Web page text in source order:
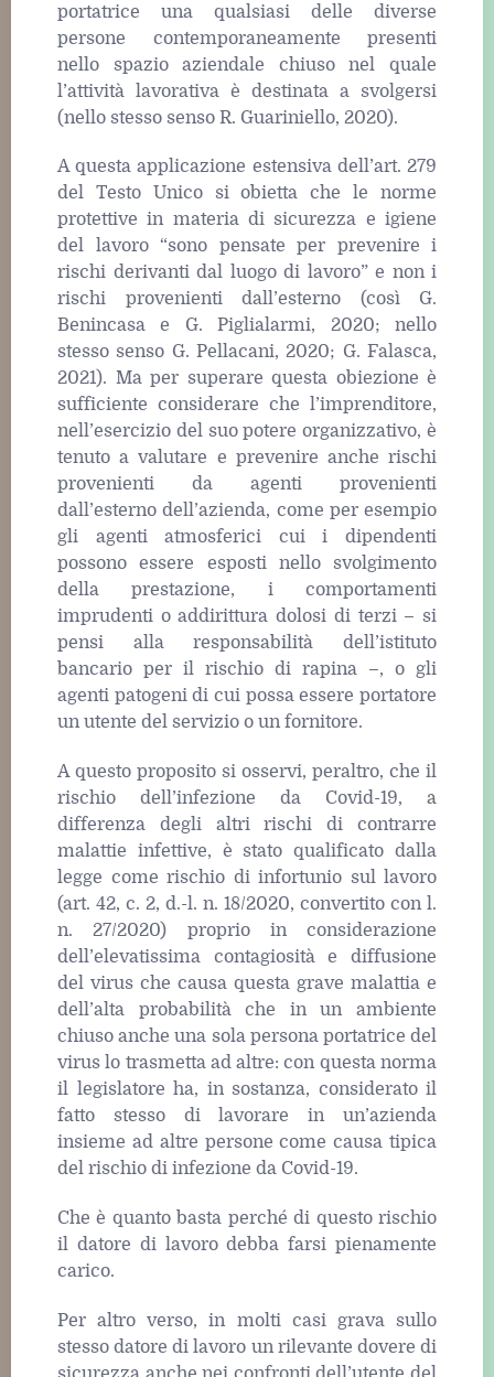
portatrice una qualsiasi delle diverse
persone contemporaneamente presenti
nello spazio aziendale chiuso nel quale
l’attività lavorativa è destinata a svolgersi
(nello stesso senso R. Guariniello, 2020).
A questa applicazione estensiva dell’art. 279
del Testo Unico si obietta che le norme
protettive in materia di sicurezza e igiene
del lavoro “sono pensate per prevenire i
rischi derivanti dal luogo di lavoro” e non i
rischi provenienti dall’esterno (così G.
Benincasa e G. Piglialarmi, 2020; nello
stesso senso G. Pellacani, 2020; G. Falasca,
2021). Ma per superare questa obiezione è
sufficiente considerare che l’imprenditore,
nell’esercizio del suo potere organizzativo, è
tenuto a valutare e prevenire anche rischi
provenienti da agenti provenienti
dall’esterno dell’azienda, come per esempio
gli agenti atmosferici cui i dipendenti
possono essere esposti nello svolgimento
della prestazione, i comportamenti
imprudenti o addirittura dolosi di terzi – si
pensi alla responsabilità dell’istituto
bancario per il rischio di rapina –, o gli
agenti patogeni di cui possa essere portatore
un utente del servizio o un fornitore.
A questo proposito si osservi, peraltro, che il
rischio dell’infezione da Covid-19, a
differenza degli altri rischi di contrarre
malattie infettive, è stato qualificato dalla
legge come rischio di infortunio sul lavoro
(art. 42, c. 2, d.-l. n. 18/2020, convertito con l.
n. 27/2020) proprio in considerazione
dell’elevatissima contagiosità e diffusione
del virus che causa questa grave malattia e
dell’alta probabilità che in un ambiente
chiuso anche una sola persona portatrice del
virus lo trasmetta ad altre: con questa norma
il legislatore ha, in sostanza, considerato il
fatto stesso di lavorare in un’azienda
insieme ad altre persone come causa tipica
del rischio di infezione da Covid-19.
Che è quanto basta perché di questo rischio
il datore di lavoro debba farsi pienamente
carico.
Per altro verso, in molti casi grava sullo
stesso datore di lavoro un rilevante dovere di